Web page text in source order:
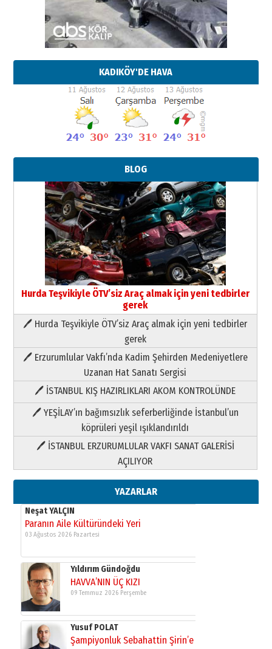
KADIKÖY'DE HAVA
BLOG
Hurda Teşvikiyle ÖTV’siz Araç almak için yeni tedbirler
gerek
🖊 Hurda Teşvikiyle ÖTV’siz Araç almak için yeni tedbirler
gerek
🖊 Erzurumlular Vakfı’nda Kadim Şehirden Medeniyetlere
Uzanan Hat Sanatı Sergisi
🖊 İSTANBUL KIŞ HAZIRLIKLARI AKOM KONTROLÜNDE
🖊 YEŞİLAY’ın bağımsızlık seferberliğinde İstanbul’un
köprüleri yeşil ışıklandırıldı
🖊 İSTANBUL ERZURUMLULAR VAKFI SANAT GALERİSİ
AÇILIYOR
YAZARLAR
Neşat YALÇIN
Paranın Aile Kültüründeki Yeri
03 Ağustos 2026 Pazartesi
Yıldırım Gündoğdu
HAVVA’NIN ÜÇ KIZI
09 Temmuz 2026 Perşembe
Yusuf POLAT
Şampiyonluk Sebahattin Şirin’e
yazar
11 Mayıs 2026 Pazartesi
Neşat YALÇIN
Paranın Aile Kültüründeki Yeri
03 Ağustos 2026 Pazartesi
Yıldırım Gündoğdu
HAVVA’NIN ÜÇ KIZI
09 Temmuz 2026 Perşembe
Yusuf POLAT
Şampiyonluk Sebahattin Şirin’e
11 Mayıs 2026 Pazartesi
Neşat YALÇIN
Paranın Aile Kültüründeki Yeri
03 Ağustos 2026 Pazartesi
Yıldırım Gündoğdu